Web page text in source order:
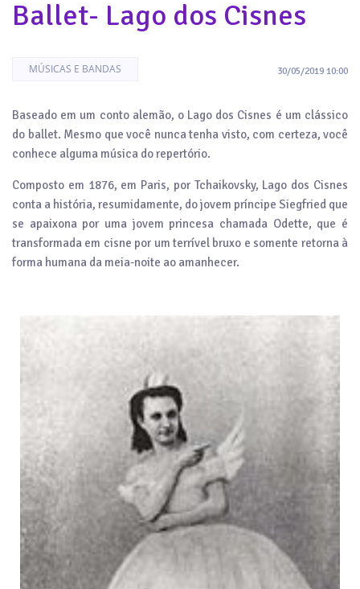
Ballet- Lago dos Cisnes
MÚSICAS E BANDAS 30/05/2019 10:00
Baseado em um conto alemão, o Lago dos Cisnes é um clássico
do ballet. Mesmo que você nunca tenha visto, com certeza, você
conhece alguma música do repertório.
Composto em 1876, em Paris, por Tchaikovsky, Lago dos Cisnes
conta a história, resumidamente, do jovem príncipe Siegfried que
se apaixona por uma jovem princesa chamada Odette, que é
transformada em cisne por um terrível bruxo e somente retorna à
forma humana da meia-noite ao amanhecer.